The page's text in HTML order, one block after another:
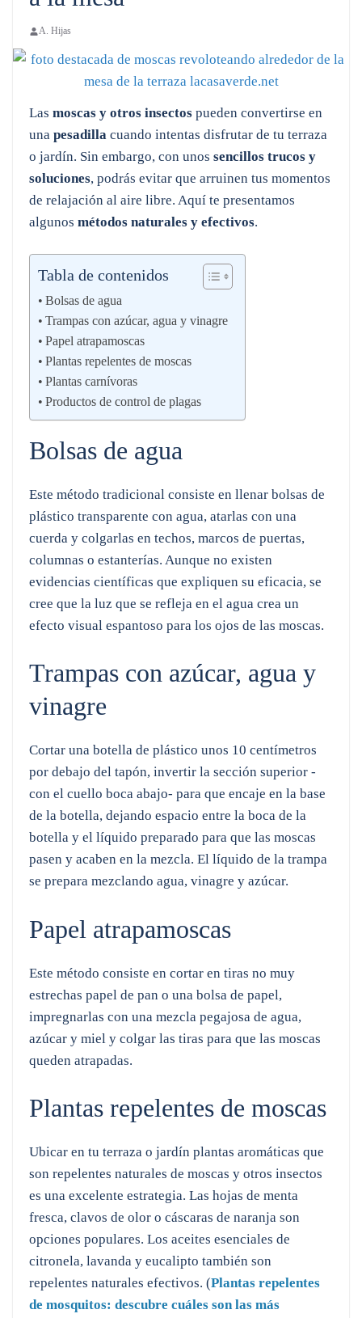
A. Hijas
Las moscas y otros insectos pueden convertirse en
una pesadilla cuando intentas disfrutar de tu terraza
o jardín. Sin embargo, con unos sencillos trucos y
soluciones, podrás evitar que arruinen tus momentos
de relajación al aire libre. Aquí te presentamos
algunos métodos naturales y efectivos.
Tabla de contenidos
Bolsas de agua
Trampas con azúcar, agua y vinagre
Papel atrapamoscas
Plantas repelentes de moscas
Plantas carnívoras
Productos de control de plagas
Bolsas de agua
Este método tradicional consiste en llenar bolsas de
plástico transparente con agua, atarlas con una
cuerda y colgarlas en techos, marcos de puertas,
columnas o estanterías. Aunque no existen
evidencias científicas que expliquen su eficacia, se
cree que la luz que se refleja en el agua crea un
efecto visual espantoso para los ojos de las moscas.
Trampas con azúcar, agua y
vinagre
Cortar una botella de plástico unos 10 centímetros
por debajo del tapón, invertir la sección superior -
con el cuello boca abajo- para que encaje en la base
de la botella, dejando espacio entre la boca de la
botella y el líquido preparado para que las moscas
pasen y acaben en la mezcla. El líquido de la trampa
se prepara mezclando agua, vinagre y azúcar.
Papel atrapamoscas
Este método consiste en cortar en tiras no muy
estrechas papel de pan o una bolsa de papel,
impregnarlas con una mezcla pegajosa de agua,
azúcar y miel y colgar las tiras para que las moscas
queden atrapadas.
Plantas repelentes de moscas
Ubicar en tu terraza o jardín plantas aromáticas que
son repelentes naturales de moscas y otros insectos
es una excelente estrategia. Las hojas de menta
fresca, clavos de olor o cáscaras de naranja son
opciones populares. Los aceites esenciales de
citronela, lavanda y eucalipto también son
repelentes naturales efectivos. (Plantas repelentes
de mosquitos: descubre cuáles son las más